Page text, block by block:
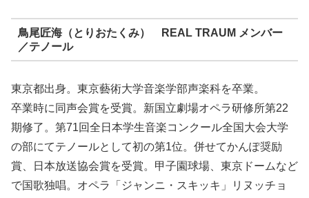
鳥尾匠海（とりおたくみ） REAL TRAUM メンバー
／テノール
東京都出身。東京藝術大学音楽学部声楽科を卒業。
卒業時に同声会賞を受賞。新国立劇場オペラ研修所第22
期修了。第71回全日本学生音楽コンクール全国大会大学
の部にてテノールとして初の第1位。併せてかんぽ奨励
賞、日本放送協会賞を受賞。甲子園球場、東京ドームなど
で国歌独唱。オペラ「ジャンニ・スキッキ」リヌッチョ